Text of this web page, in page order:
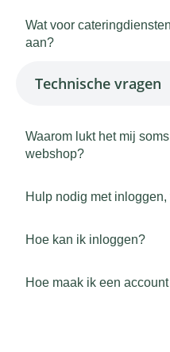
Wat voor
aan?
Technische vragen
Waarom lukt het mij
webshop?
Hulp nodig met
Hoe kan ik inloggen?
Hoe maak ik een